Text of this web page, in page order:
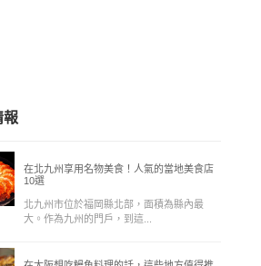
報
在北九州享用名物美食！人氣的當地美食店
10選
北九州市位於福岡縣北部，面積為縣內最
大。作為九州的門戶，到這...